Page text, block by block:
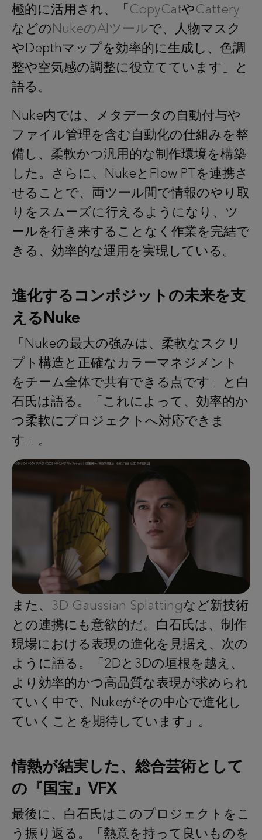
極的に活用され、「CopyCatやCattery
などのNukeのAIツールで、人物マスク
やDepthマップを効率的に生成し、色調
整や空気感の調整に役立てています」と
語る。
Nuke内では、メタデータの自動付与や
ファイル管理を含む自動化の仕組みを整
備し、柔軟かつ汎用的な制作環境を構築
した。さらに、NukeとFlow PTを連携さ
せることで、両ツール間で情報のやり取
りをスムーズに行えるようになり、ツ
ールを行き来することなく作業を完結で
きる、効率的な運用を実現している。
進化するコンポジットの未来を支
えるNuke
「Nukeの最大の強みは、柔軟なスクリ
プト構造と正確なカラーマネジメント
をチーム全体で共有できる点です」と白
石氏は語る。「これによって、効率的か
つ柔軟にプロジェクトへ対応できま
す」。
また、 3D Gaussian Splattingなど新技術
との連携にも意欲的だ。白石氏は、制作
現場における表現の進化を見据え、次の
ように語る。「2Dと3Dの垣根を越え、
より効率的かつ高品質な表現が求められ
ていく中で、Nukeがその中心で進化し
ていくことを期待しています」。
情熱が結実した、総合芸術として
の『国宝』VFX
最後に、白石氏はこのプロジェクトをこ
う振り返る。「熱意を持って良いものを